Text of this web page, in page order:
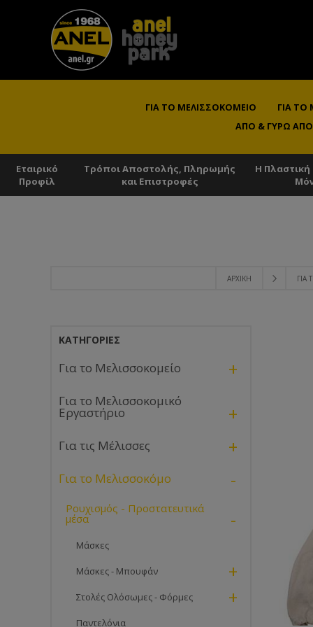
ΓΙΑ ΤΟ ΜΕΛΙΣΣΟΚΟΜΕΊΟ ΓΙΑ ΤΟ
ΑΠΌ & ΓΎΡΩ
Εταιρικό
Προφίλ
Τρόποι Αποστολής, Πληρωμής
και Επιστροφές
Η Πλαστική
ΑΡΧΙΚΉ ΓΙΑ
ΚΑΤΗΓΟΡΊΕΣ
Για το Μελισσοκομείο +
Για το Μελισσοκομικό
Εργαστήριο +
Για τις Μέλισσες +
Για το Μελισσοκόμο -
Ρουχισμός - Προστατευτικά
μέσα -
Μάσκες
Μάσκες - Μπουφάν +
Στολές Ολόσωμες - Φόρμες +
Παντελόνια